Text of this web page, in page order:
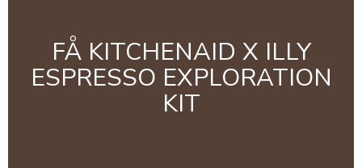
FÅ KITCHENAID X ILLY
ESPRESSO EXPLORATION
KIT